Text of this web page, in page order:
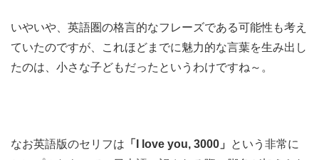
いやいや、英語圏の格言的なフレーズである可能性も考え
ていたのですが、これほどまでに魅力的な言葉を生み出し
たのは、小さな子どもだったというわけですね～。
なお英語版のセリフは 「I love you, 3000」
という非常に